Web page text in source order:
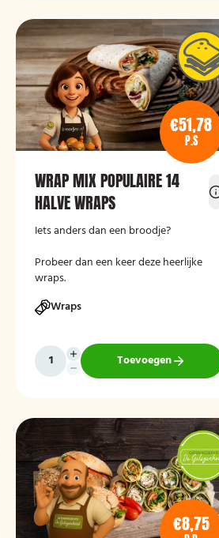
€51,78
P.S
WRAP MIX POPULAIRE 14
HALVE WRAPS
Iets anders dan een broodje?
Probeer dan een keer deze heerlijke
wraps.
Wraps
Toevoegen
€8,75